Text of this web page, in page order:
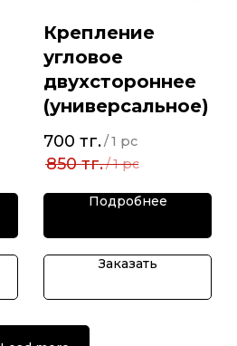
Крепление
угловое
двухстороннее
(универсальное)
700 тг./1 pc
850 тг./1 pc
Подробнее
Заказать